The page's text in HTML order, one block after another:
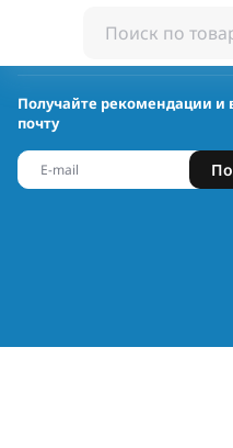
Получайте рекомендации
почту